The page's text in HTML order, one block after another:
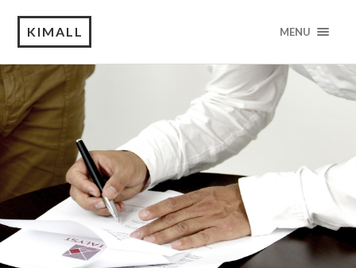
KIMALL MENU